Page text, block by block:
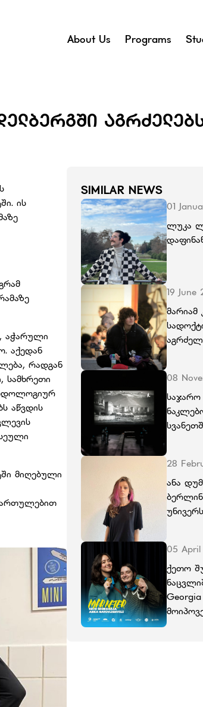
About Us Programs
ის
აჭარული
აქედან
რადგან
სამხრეთი
აწვდის
მიღებული
SIMILAR NEWS
01
ლუკა
19 June
მარიამ
08
საჯარო
28
ანა
05
⁠ქეთო